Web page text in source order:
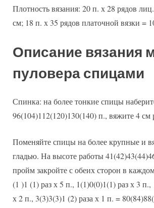
Плотность вязания: 20 п. х 28 рядов
см; 18 п. х 35 рядов платочной вязки =
Описание вязания
пуловера спицами
Спинка: на более тонкие спицы
96(104)112(120)130(140) п., вяжите 4 см
Поменяйте спицы на более крупные и
гладью. На высоте работы
пройм закройте с обеих сторон в
(1 )1 (1) раз х 5 п., 1(1)0(0)1(1) раз х 3 п.,
х 2 п., 3(3)3(3)1 (2) раза х 1 п. =